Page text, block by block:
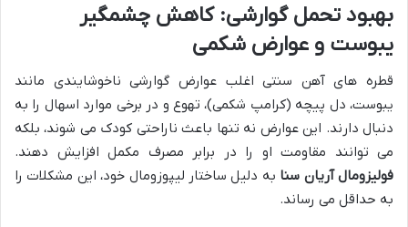
بهبود تحمل گوارشی: کاهش چشمگیر
یبوست و عوارض شکمی
قطره های آهن سنتی اغلب عوارض گوارشی ناخوشایندی مانند
یبوست، دل پیچه (کرامپ شکمی)، تهوع و در برخی موارد اسهال را به
دنبال دارند. این عوارض نه تنها باعث ناراحتی کودک می شوند، بلکه
می توانند مقاومت او را در برابر مصرف مکمل افزایش دهند.
فولیزومال آریان سنا به دلیل ساختار لیپوزومال خود، این مشکلات را
به حداقل می رساند.